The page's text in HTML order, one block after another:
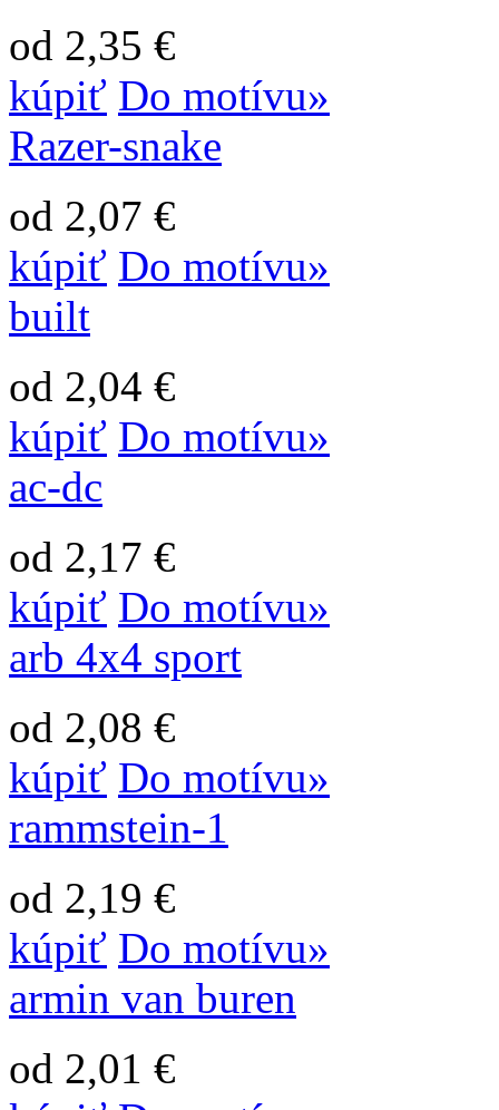
od 2,35 €
kúpiť Do motívu»
Razer-snake
od 2,07 €
kúpiť Do motívu»
built
od 2,04 €
kúpiť Do motívu»
ac-dc
od 2,17 €
kúpiť Do motívu»
arb 4x4 sport
od 2,08 €
kúpiť Do motívu»
rammstein-1
od 2,19 €
kúpiť Do motívu»
armin van buren
od 2,01 €